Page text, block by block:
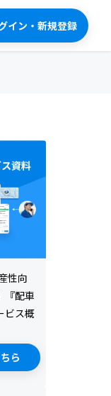
イン・新規登録
性向
『配車
ビス概
ら